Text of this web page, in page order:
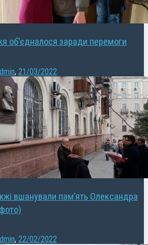
об’єдналося заради перемоги
, 21/03/2022
вшанували пам’ять Олександра
, 22/02/2022